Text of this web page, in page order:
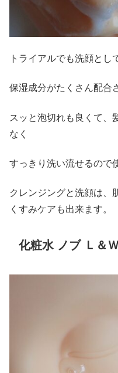
トライアルでも洗顔とし
保湿成分がたくさん配合
スッと泡切れも良くて、
なく
すっきり洗い流せるので
クレンジングと洗顔は、
くすみケアも出来ます。
化粧水 ノブ Ｌ＆